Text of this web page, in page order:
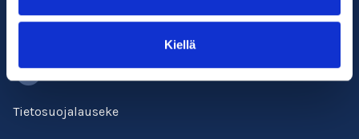
Kiellä
Facebook
Tietosuojalauseke